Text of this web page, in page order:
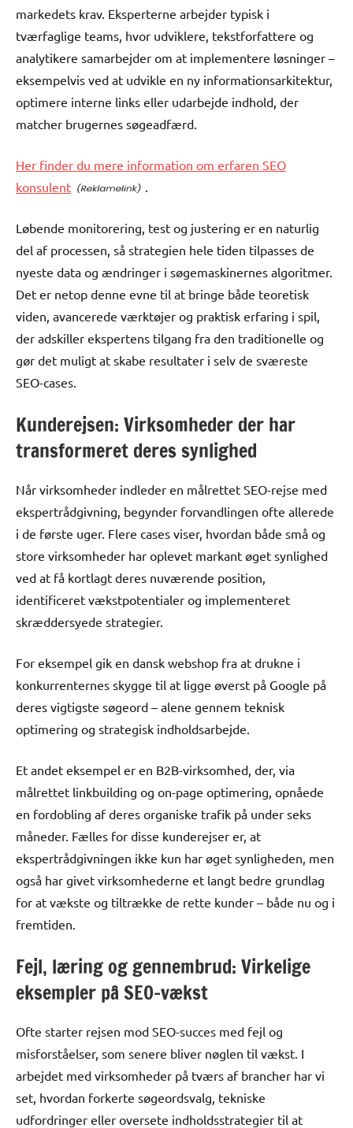
markedets krav. Eksperterne arbejder typisk i
tværfaglige teams, hvor udviklere, tekstforfattere og
analytikere samarbejder om at implementere løsninger –
eksempelvis ved at udvikle en ny informationsarkitektur,
optimere interne links eller udarbejde indhold, der
matcher brugernes søgeadfærd.
Her finder du mere information om erfaren SEO
konsulent
Løbende monitorering, test og justering er en naturlig
del af processen, så strategien hele tiden tilpasses de
nyeste data og ændringer i søgemaskinernes algoritmer.
Det er netop denne evne til at bringe både teoretisk
viden, avancerede værktøjer og praktisk erfaring i spil,
der adskiller ekspertens tilgang fra den traditionelle og
gør det muligt at skabe resultater i selv de sværeste
SEO-cases.
Kunderejsen: Virksomheder der har
transformeret deres synlighed
Når virksomheder indleder en målrettet SEO-rejse med
ekspertrådgivning, begynder forvandlingen ofte allerede
i de første uger. Flere cases viser, hvordan både små og
store virksomheder har oplevet markant øget synlighed
ved at få kortlagt deres nuværende position,
identificeret vækstpotentialer og implementeret
skræddersyede strategier.
For eksempel gik en dansk webshop fra at drukne i
konkurrenternes skygge til at ligge øverst på Google på
deres vigtigste søgeord – alene gennem teknisk
optimering og strategisk indholdsarbejde.
Et andet eksempel er en B2B-virksomhed, der, via
målrettet linkbuilding og on-page optimering, opnåede
en fordobling af deres organiske trafik på under seks
måneder. Fælles for disse kunderejser er, at
ekspertrådgivningen ikke kun har øget synligheden, men
også har givet virksomhederne et langt bedre grundlag
for at vækste og tiltrække de rette kunder – både nu og i
fremtiden.
Fejl, læring og gennembrud: Virkelige
eksempler på SEO-vækst
Ofte starter rejsen mod SEO-succes med fejl og
misforståelser, som senere bliver nøglen til vækst. I
arbejdet med virksomheder på tværs af brancher har vi
set, hvordan forkerte søgeordsvalg, tekniske
udfordringer eller oversete indholdsstrategier til at